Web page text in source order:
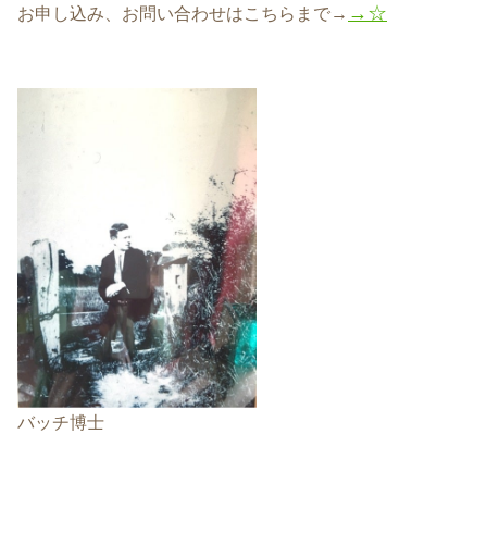
お申し込み、お問い合わせはこちらまで→ →☆
バッチ博士